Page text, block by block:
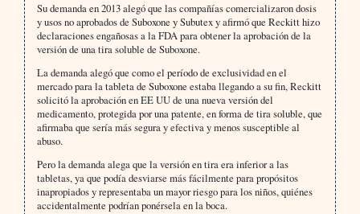
Su demanda en 2013 alegó que las compañías comercializaron dosis
y usos no aprobados de Suboxone y Subutex y afirmó que Reckitt hizo
declaraciones engañosas a la FDA para obtener la aprobación de la
versión de una tira soluble de Suboxone.
La demanda alegó que como el período de exclusividad en el
mercado para la tableta de Suboxone estaba llegando a su fin, Reckitt
solicitó la aprobación en EE UU de una nueva versión del
medicamento, protegida por una patente, en forma de tira soluble, que
afirmaba que sería más segura y efectiva y menos susceptible al
abuso.
Pero la demanda alega que la versión en tira era inferior a las
tabletas, ya que podía desviarse más fácilmente para propósitos
inapropiados y representaba un mayor riesgo para los niños, quiénes
accidentalmente podrían ponérsela en la boca.